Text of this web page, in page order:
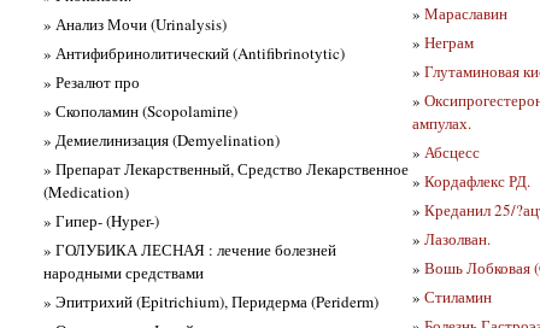
» Анализ Мочи (Urinalysis)
» Антифибринолитический (Antifibrinotytic)
» Резалют про
» Скополамин (Scopolamiпе)
» Демиелинизация (Demyelination)
» Препарат Лекарственный, Средство Лекарственное
(Medication)
» Гипер- (Hyper-)
» ГОЛУБИКА ЛЕСНАЯ : лечение болезней
народными средствами
» Эпитрихий (Epitrichium), Перидерма (Periderm)
» Мараславин
» Неграм
» Глутаминовая
»
ампулах.
» Абсцесс
» Кордафлекс РД.
» Креданил 25/
» Лазолван.
» Вошь Лобковая
» Стиламин